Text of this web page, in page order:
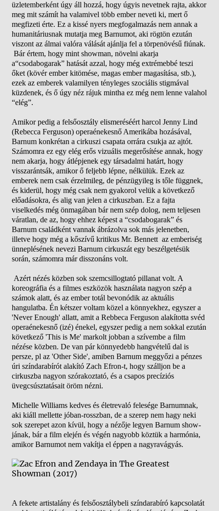
üzletemberként úgy áll hozzá, hogy úgyis nevetnek rajta, akkor
meg mit számít ha valamivel több ember neveti ki, mert ő
megfizeti érte. Ez a kissé nyers megfogalmazás nem annak a
humanitáriusnak mutatja meg Barnumot, aki rögtön ezután
viszont az álmai valóra válását ajánlja fel a törpenövésű fiúnak.
Bár értem, hogy mint showman, növelni akarja
a“csodabogarak” hatását azzal, hogy még extrémebbé teszi
őket (kövér ember kitömése, magas ember magasítása, stb.),
ezek az emberek valamilyen tényleges szociális stigmával
küzdenek, és ő úgy néz rájuk mintha ez még nem lenne valahol
“elég”.
Amikor pedig a felsőosztály elismeréséért harcol Jenny Lind
(Rebecca Ferguson) operaénekesnő Amerikába hozásával,
Barnum konkrétan a cirkuszi csapata orrára csukja az ajtót.
Számomra ez egy elég erős vizuális megerősítése annak, hogy
nem akarja, hogy átlépjenek egy társadalmi határt, hogy
visszarántsák, amikor ő feljebb lépne, nélkülük. Ezek az
emberek nem csak érzelmileg, de pénzügyileg is tőle függnek,
és kiderül, hogy még csak nem gyakorol velük a következő
előadásokra, és alig van jelen a cirkuszban. Ez a fajta
viselkedés még önmagában bár nem szép dolog, nem teljesen
váratlan, de az, hogy ehhez képest a “csodabogarak” és
Barnum családként vannak ábrázolva sok más jelenetben,
illetve hogy még a kőszívű kritikus Mr. Bennett az emberiség
ünneplésének nevezi Barnum cirkuszát egy beszélgetésük
során, számomra már disszonáns volt.
Azért nézés közben sok szemcsillogtató pillanat volt. A
koreográfia és a filmes eszközök használata nagyon szép a
számok alatt, és az ember totál bevonódik az aktuális
hangulatba. Én kétszer voltam közel a könnyekhez, egyszer a
'Never Enough' allatt, amit a Rebbeca Ferguson alakította svéd
operaénekesnő (izé) énekel, egyszer pedig a nem sokkal ezután
következő 'This is Me' markolt jobban a szívembe a film
nézése közben. De van pár könnyedebb hangvételű dal is
persze, pl az 'Other Side', amiben Barnum meggyőzi a pénzes
úri színdarabírót alakító Zach Efron-t, hogy szálljon be a
cirkuszba nagyon szórakoztató, és a csapos precíziós
üvegcsúsztatásait öröm nézni.
Michelle Williams kedves és életrevaló felesége Barnumnak,
aki kiáll mellette jóban-rosszban, de a szerep nem hagy neki
sok szerepet azon kívül, hogy a nézője legyen Barnum show-
jának, bár a film elején és végén nagyobb köztük a harmónia,
amikor Barnumot nem vakítja el éppen a nagyravágyás.
A fekete artistalány és felsőosztálybeli színdarabíró kapcsolatát